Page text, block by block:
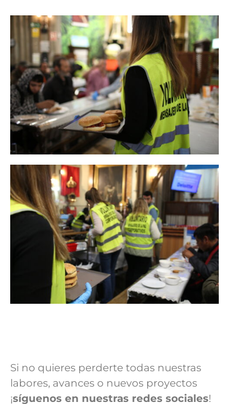
Si no quieres perderte todas nuestras
labores, avances o nuevos proyectos
¡síguenos en nuestras redes sociales!